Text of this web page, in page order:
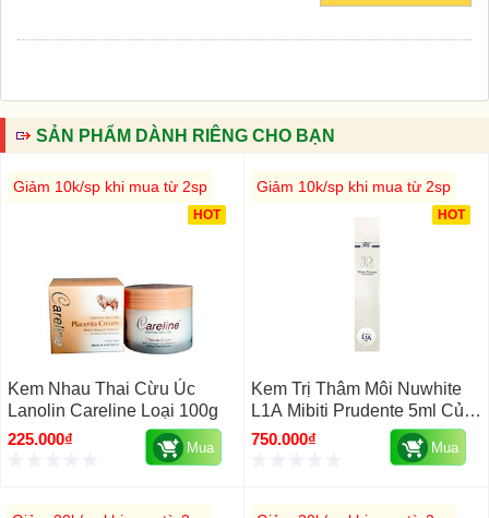
SẢN PHẨM DÀNH RIÊNG CHO BẠN
HOT
Giảm 10k/sp khi mua từ 2sp
Kem Nhau Thai Cừu Úc
Lanolin Careline Loại 100g
225.000₫
Mua
HOT
Giảm 10k/sp khi mua từ 2sp
Kem Trị Thâm Môi Nuwhite
L1A Mibiti Prudente 5ml Của
Mỹ
750.000₫ Mua